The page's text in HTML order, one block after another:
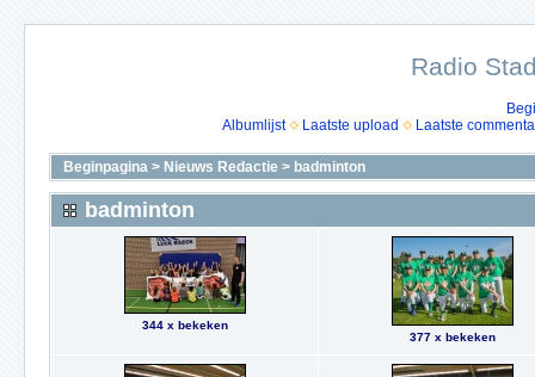
Radio
Albumlijst
Laatste upload Laatste
Beginpagina > Nieuws Redactie > badminton
badminton
344 x bekeken
377 x bekeken